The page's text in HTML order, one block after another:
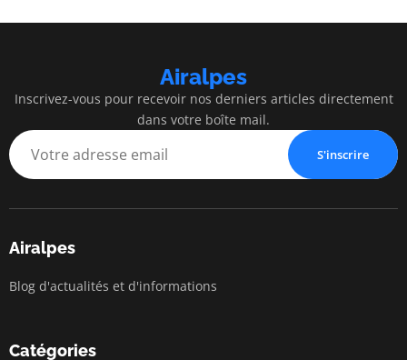
Airalpes
Inscrivez-vous pour recevoir nos derniers articles directement
dans votre boîte mail.
S'inscrire
Airalpes
Blog d'actualités et d'informations
Catégories